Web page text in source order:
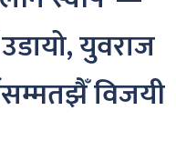
उडायो, युवराज
विजयी